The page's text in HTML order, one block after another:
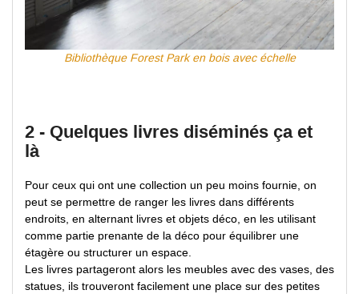
Bibliothèque Forest Park en bois avec échelle
2 - Quelques livres diséminés ça et
là
Pour ceux qui ont une collection un peu moins fournie, on
peut se permettre de ranger les livres dans différents
endroits, en alternant livres et objets déco, en les utilisant
comme partie prenante de la déco pour équilibrer une
étagère ou structurer un espace.
Les livres partageront alors les meubles avec des vases, des
statues, ils trouveront facilement une place sur des petites